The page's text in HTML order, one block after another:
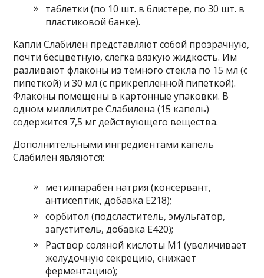
таблетки (по 10 шт. в блистере, по 30 шт. в
пластиковой банке).
Капли Слабилен представляют собой прозрачную,
почти бесцветную, слегка вязкую жидкость. Им
разливают флаконы из темного стекла по 15 мл (с
пипеткой) и 30 мл (с прикрепленной пипеткой).
Флаконы помещены в картонные упаковки. В
одном миллилитре Слабилена (15 капель)
содержится 7,5 мг действующего вещества.
Дополнительными ингредиентами капель
Слабилен являются:
метилпарабен натрия (консервант,
антисептик, добавка Е218);
сорбитол (подсластитель, эмульгатор,
загуститель, добавка Е420);
Раствор соляной кислоты М1 (увеличивает
желудочную секрецию, снижает
ферментацию);